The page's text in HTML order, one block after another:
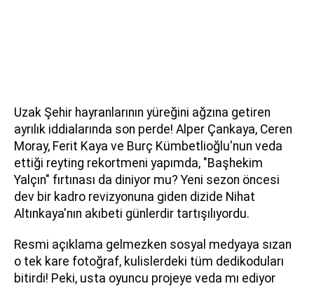
Uzak Şehir hayranlarının yüreğini ağzına getiren
ayrılık iddialarında son perde! Alper Çankaya, Ceren
Moray, Ferit Kaya ve Burç Kümbetlioğlu'nun veda
ettiği reyting rekortmeni yapımda, "Başhekim
Yalçın" fırtınası da diniyor mu? Yeni sezon öncesi
dev bir kadro revizyonuna giden dizide Nihat
Altınkaya'nın akıbeti günlerdir tartışılıyordu.
Resmi açıklama gelmezken sosyal medyaya sızan
o tek kare fotoğraf, kulislerdeki tüm dedikoduları
bitirdi! Peki, usta oyuncu projeye veda mı ediyor